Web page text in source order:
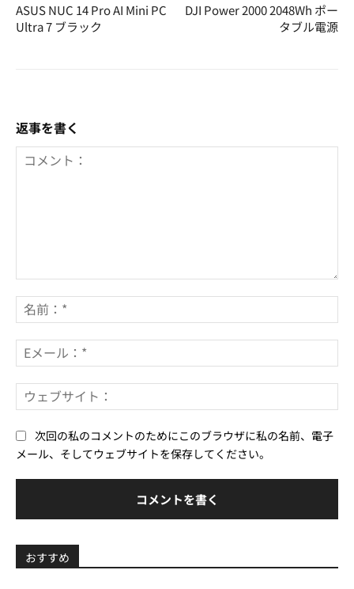
ASUS NUC 14 Pro AI Mini PC
Ultra 7 ブラック
DJI Power 2000 2048Wh ポー
タブル電源
返事を書く
メ
ン
ト：
前
*
メ
ー
*ェ
次回の私のコメントのためにこのブラウザに私の名前、電子
メール、そしてウェブサイトを保存してください。
おすすめ